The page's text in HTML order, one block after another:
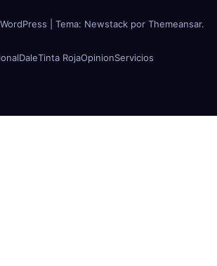
Tema: Newstackpor Themeansar.
DaleTinta RojaOpinionServicios